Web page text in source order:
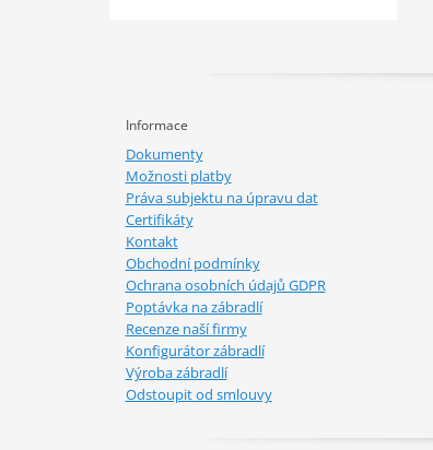
Informace
Dokumenty
Možnosti platby
Práva subjektu na úpravu dat
Certifikáty
Kontakt
Obchodní podmínky
Ochrana osobních údajů GDPR
Poptávka na zábradlí
Recenze naší firmy
Konfigurátor zábradlí
Výroba zábradlí
Odstoupit od smlouvy